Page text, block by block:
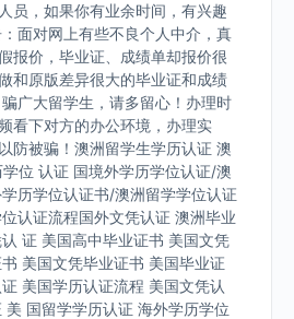
员，如果你有业余时间，有兴趣
面对网上有些不良个人中介，真
报价，毕业证、成绩单却报价很
和原版差异很大的毕业证和成绩
广大留学生，请多留心！办理时
看下对方的办公环境，办理实
防被骗！澳洲留学生学历认证 澳
位 认证 国境外学历学位认证/澳
历学位认证书/澳洲留学学位认证
认证流程国外文凭认证 澳洲毕业
证 美国高中毕业证书 美国文凭
美国文凭毕业证书 美国毕业证
美国学历认证流程 美国文凭认
国留学学历认证 海外学历学位